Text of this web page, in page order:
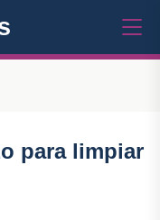
para limpiar